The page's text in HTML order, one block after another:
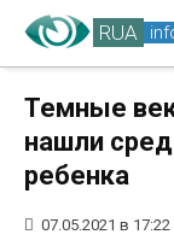
RUA
Темные
нашли
ребенка
07.05.2021 в 17:22